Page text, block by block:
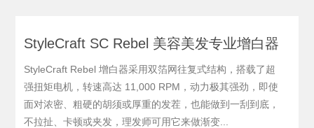
StyleCraft SC Rebel 美容美发专业增白器
StyleCraft Rebel 增白器采用双箔网往复式结构，搭载了超
强扭矩电机，转速高达 11,000 RPM，动力极其强劲，即使
面对浓密、粗硬的胡须或厚重的发茬，也能做到一刮到底，
不拉扯、卡顿或夹发，理发师可用它来做渐变...